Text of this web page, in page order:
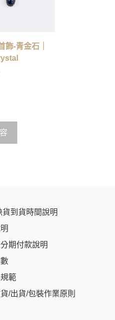
飾-青金石｜
貨到貨時間說明
期付款說明
範
/出貨/包裝作業原則